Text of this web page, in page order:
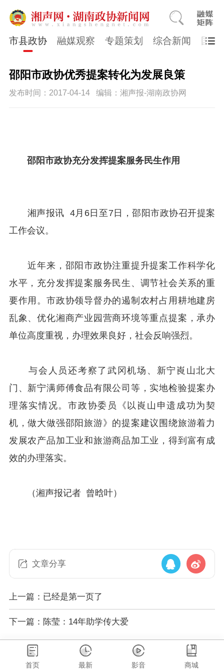
市县政协 融媒观察 专题策划 综合新闻 国医
邵阳市政协优秀提案转化为发展良策
发布时间：2017-04-14 编辑：湘声报-湖南政协网
邵阳市政协充分发挥提案服务民生作用
湘声报讯 4月6日至7日，邵阳市政协召开提案
工作会议。
近年来，邵阳市政协注重提升提案工作科学化
水平，充分发挥提案服务民生、调节社会关系的重
要作用。市政协领导督办的遏制农村占用耕地建房
乱象、优化湘商产业园营商环境等重点提案，承办
单位高度重视，办理效果良好，社会反响强烈。
与会人员还考察了武冈机场、新宁崀山北大
门、新宁满师傅食品有限公司等，实地检验提案办
理落实情况。市政协委员《以崀山申遗成功为契
机，做大做强邵阳旅游》的提案建议围绕旅游着力
发展农产品加工业和旅游商品加工业，得到富有成
效的办理落实。
（湘声报记者 曾晗叶）
文章分享
上一篇：已经是第一页了
下一篇：陈莹：14年助学传大爱
首页 最新 影音 商城